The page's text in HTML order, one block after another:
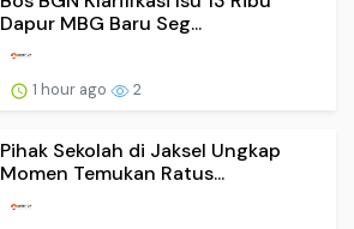
Dapur MBG Baru Seg...
1 hour ago 2
Pihak Sekolah di Jaksel Ungkap
Momen Temukan Ratus...